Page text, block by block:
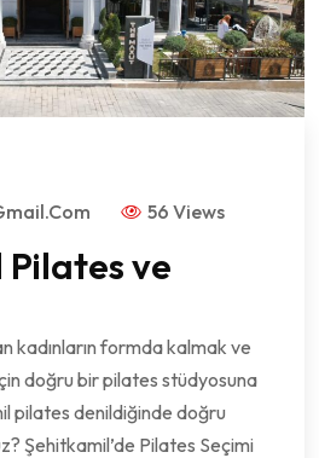
56 Views
ve
kadınların formda kalmak ve
doğru bir pilates stüdyosuna
pilates denildiğinde doğru
Şehitkamil’de Pilates Seçimi